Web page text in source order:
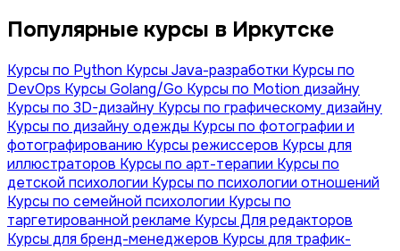
Популярные курсы в Иркутске
Курсы по Python Курсы Java-разработки Курсы по
DevOps Курсы Golang/Go Курсы по Motion дизайну
Курсы по 3D-дизайну Курсы по графическому дизайну
Курсы по дизайну одежды Курсы по фотографии и
фотографированию Курсы режиссеров Курсы для
иллюстраторов Курсы по арт-терапии Курсы по
детской психологии Курсы по психологии отношений
Курсы по семейной психологии Курсы по
таргетированной рекламе Курсы Для редакторов
Курсы для бренд-менеджеров Курсы для трафик-